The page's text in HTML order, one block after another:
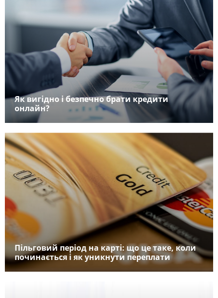
Як вигідно і безпечно брати кредити
онлайн?
Пільговий період на карті: що це таке, коли
починається і як уникнути переплати